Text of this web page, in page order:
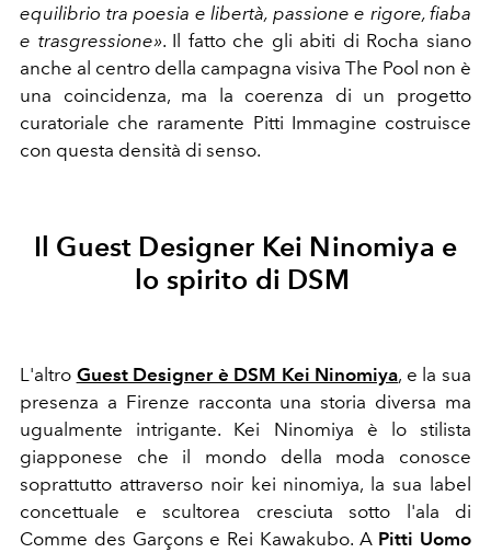
equilibrio tra poesia e libertà, passione e rigore, fiaba
e trasgressione». Il fatto che gli abiti di Rocha siano
anche al centro della campagna visiva The Pool non è
una coincidenza, ma la coerenza di un progetto
curatoriale che raramente Pitti Immagine costruisce
con questa densità di senso.
Il Guest Designer Kei Ninomiya e
lo spirito di DSM
L'altro Guest Designer è DSM Kei Ninomiya, e la sua
presenza a Firenze racconta una storia diversa ma
ugualmente intrigante. Kei Ninomiya è lo stilista
giapponese che il mondo della moda conosce
soprattutto attraverso noir kei ninomiya, la sua label
concettuale e scultorea cresciuta sotto l'ala di
Comme des Garçons e Rei Kawakubo. APitti Uomo